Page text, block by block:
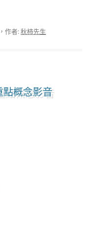
作者:秋柿先生
點概念影音